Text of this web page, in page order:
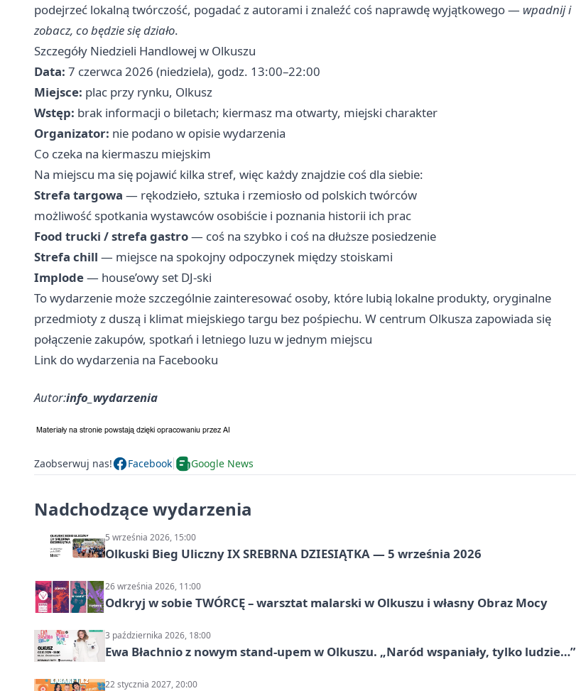
podejrzeć lokalną twórczość, pogadać z autorami i znaleźć coś naprawdę wyjątkowego — wpadnij i
zobacz, co będzie się działo.
Szczegóły Niedzieli Handlowej w Olkuszu
Data: 7 czerwca 2026 (niedziela), godz. 13:00–22:00
Miejsce: plac przy rynku, Olkusz
Wstęp: brak informacji o biletach; kiermasz ma otwarty, miejski charakter
Organizator: nie podano w opisie wydarzenia
Co czeka na kiermaszu miejskim
Na miejscu ma się pojawić kilka stref, więc każdy znajdzie coś dla siebie:
Strefa targowa — rękodzieło, sztuka i rzemiosło od polskich twórców
możliwość spotkania wystawców osobiście i poznania historii ich prac
Food trucki / strefa gastro— coś na szybko i coś na dłuższe posiedzenie
Strefa chill — miejsce na spokojny odpoczynek między stoiskami
Implode— house’owy set DJ-ski
To wydarzenie może szczególnie zainteresować osoby, które lubią lokalne produkty, oryginalne
przedmioty z duszą i klimat miejskiego targu bez pośpiechu. W centrum Olkusza zapowiada się
połączenie zakupów, spotkań i letniego luzu w jednym miejscu
Link do wydarzenia na Facebooku
Autor:info_wydarzenia
Zaobserwuj nas! Facebook Google News
Nadchodzące wydarzenia
5 września 2026, 15:00
Olkuski Bieg Uliczny IX SREBRNA DZIESIĄTKA — 5 września 2026
26 września 2026, 11:00
Odkryj w sobie TWÓRCĘ – warsztat malarski w Olkuszu i własny Obraz Mocy
3 października 2026, 18:00
Ewa Błachnio z nowym stand-upem w Olkuszu. „Naród wspaniały, tylko ludzie…”
22 stycznia 2027, 20:00